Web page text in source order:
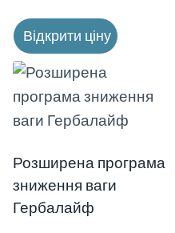
Відкрити ціну
Розширена програма
зниження ваги
Гербалайф